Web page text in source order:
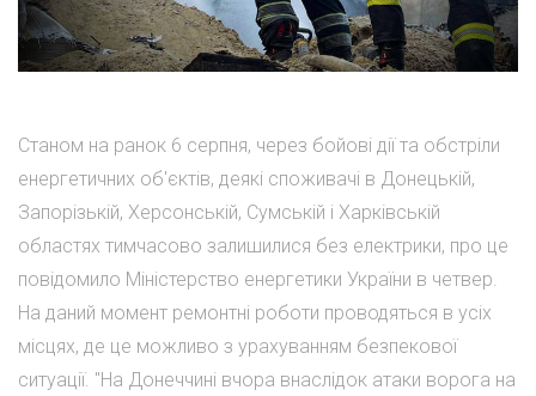
Станом на ранок 6 серпня, через бойові дії та обстріли
енергетичних об'єктів, деякі споживачі в Донецькій,
Запорізькій, Херсонській, Сумській і Харківській
областях тимчасово залишилися без електрики, про це
повідомило Міністерство енергетики України в четвер.
На даний момент ремонтні роботи проводяться в усіх
місцях, де це можливо з урахуванням безпекової
ситуації. "На Донеччині вчора внаслідок атаки ворога на